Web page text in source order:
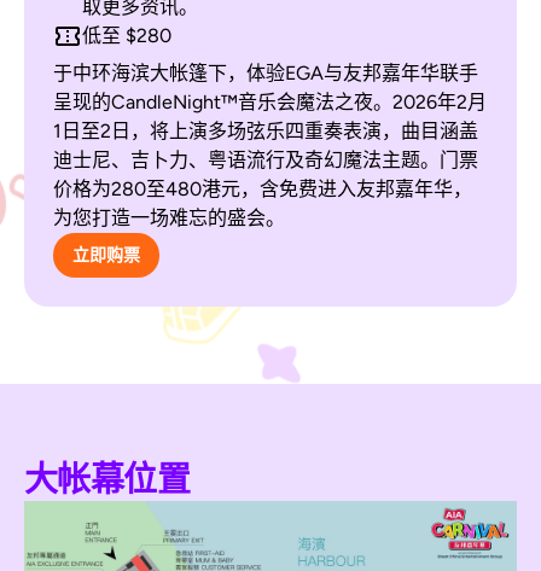
取更多资讯。
低至 $280
于中环海滨大帐篷下，体验EGA与友邦嘉年华联手
呈现的CandleNight™音乐会魔法之夜。2026年2月
1日至2日，将上演多场弦乐四重奏表演，曲目涵盖
迪士尼、吉卜力、粤语流行及奇幻魔法主题。门票
价格为280至480港元，含免费进入友邦嘉年华，
为您打造一场难忘的盛会。
立即购票
大帐幕位置